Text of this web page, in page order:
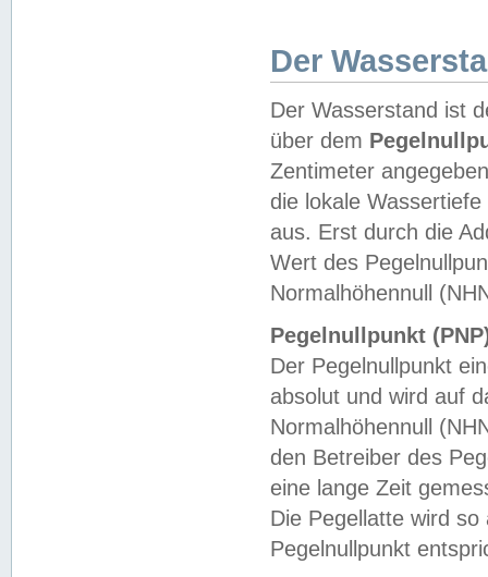
Der
Der Wasserstand ist
über dem
Zentimeter
die lokale
aus. Erst durch die
Wert des
Normalhöhennull
Pegelnullpunkt
Der Pegelnullpunkt
absolut und wird auf
Normalhöhennull
den Betreiber des
eine lange Zeit
Die Pegellatte wird
Pegelnullpunkt